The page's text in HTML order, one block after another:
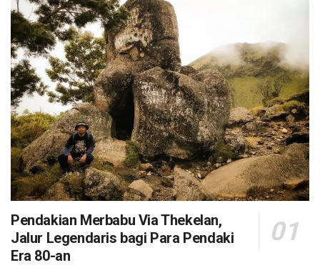
Pendakian Merbabu Via Thekelan,
Jalur Legendaris bagi Para Pendaki
Era 80-an